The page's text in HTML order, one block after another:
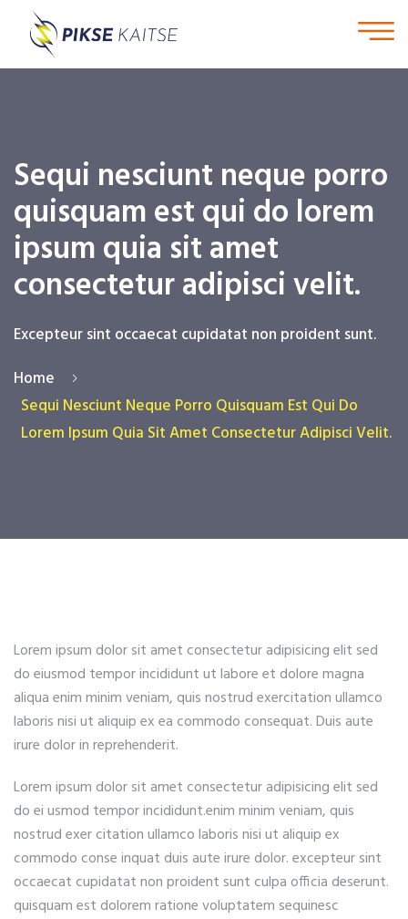
Sequi nesciunt neque porro
quisquam est qui do lorem
ipsum quia sit amet
consectetur adipisci velit.
Excepteur sint occaecat cupidatat non proident sunt.
Home
Sequi Nesciunt Neque Porro Quisquam Est Qui Do
Lorem Ipsum Quia Sit Amet Consectetur Adipisci Velit.
Lorem ipsum dolor sit amet consectetur adipisicing elit sed
do eiusmod tempor incididunt ut labore et dolore magna
aliqua enim minim veniam, quis nostrud exercitation ullamco
laboris nisi ut aliquip ex ea commodo consequat. Duis aute
irure dolor in reprehenderit.
Lorem ipsum dolor sit amet consectetur adipisicing elit sed
do ei usmod tempor incididunt.enim minim veniam, quis
nostrud exer citation ullamco laboris nisi ut aliquip ex
commodo conse inquat duis aute irure dolor. excepteur sint
occaecat cupidatat non proident sunt culpa officia deserunt.
quisquam est dolorem ratione voluptatem sequinesc